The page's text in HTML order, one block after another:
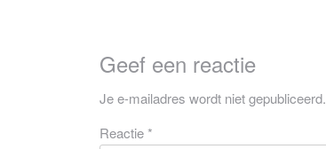
Geef een reactie
Je e-mailadres wordt niet gepubliceerd.
Reactie*